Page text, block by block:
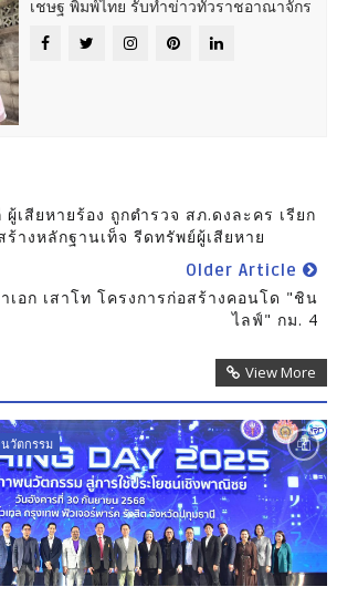
เชษฐ พิมพ์ไทย รับทำข่าวทั่วราชอาณาจักร
ผู้เสียหายร้อง ถูกตำรวจ สภ.ดงละคร เรียก
างหลักฐานเท็จ รีดทรัพย์ผู้เสียหาย
Older Article
เอก เสาโท โครงการก่อสร้างคอนโด "ชิน
ไลฟ์" กม. 4
View More
วัตกรรม